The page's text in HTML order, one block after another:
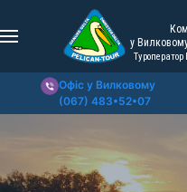
у
Туроператор
Офіс у Вилковому
(067) 483•52•07